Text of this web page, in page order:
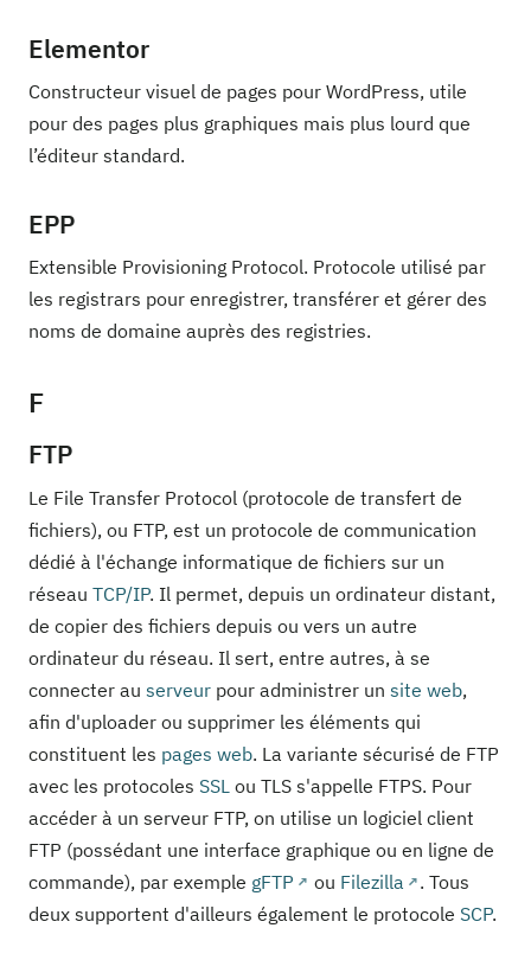
Elementor
Constructeur visuel de pages pour WordPress, utile
pour des pages plus graphiques mais plus lourd que
l’éditeur standard.
EPP
Extensible Provisioning Protocol. Protocole utilisé par
les registrars pour enregistrer, transférer et gérer des
noms de domaine auprès des registries.
F
FTP
Le File Transfer Protocol (protocole de transfert de
fichiers), ou FTP, est un protocole de communication
dédié à l'échange informatique de fichiers sur un
réseau TCP/IP. Il permet, depuis un ordinateur distant,
de copier des fichiers depuis ou vers un autre
ordinateur du réseau. Il sert, entre autres, à se
connecter au serveur pour administrer un site web,
afin d'uploader ou supprimer les éléments qui
constituent les pages web. La variante sécurisé de FTP
avec les protocoles SSL ou TLS s'appelle FTPS. Pour
accéder à un serveur FTP, on utilise un logiciel client
FTP (possédant une interface graphique ou en ligne de
commande), par exemple gFTP ou Filezilla
. Tous
deux supportent d'ailleurs également le protocole SCP.